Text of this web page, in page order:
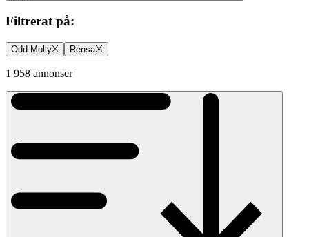
Filtrerat på:
Odd Molly Rensa
1 958 annonser